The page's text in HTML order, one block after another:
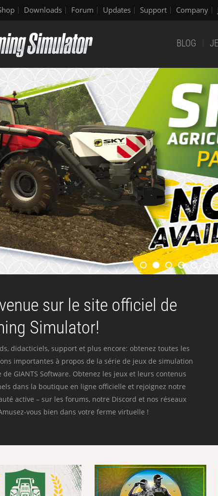
Downloads Forum Updates Support Company
BLOG
sur le site officiel de
Simulator!
didacticiels, support et plus encore: obtenez toutes les
importantes à propos de la série de jeux de simulation
de GIANTS Software. Obtenez les jeux et leurs contenus
dans la boutique en ligne officielle et rejoignez notre
active – sur les forums, notre Discord et nos réseaux
vous bien dans votre ferme virtuelle !